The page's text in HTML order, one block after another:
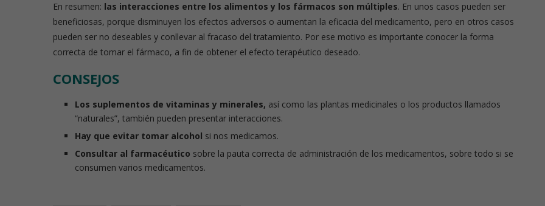
En resumen: las interacciones entre los alimentos y los fármacos son múltiples. En unos casos pueden ser
beneficiosas, porque disminuyen los efectos adversos o aumentan la eficacia del medicamento, pero en otros casos
pueden ser no deseables y conllevar al fracaso del tratamiento. Por ese motivo es importante conocer la forma
correcta de tomar el fármaco, a fin de obtener el efecto terapéutico deseado.
CONSEJOS
Los suplementos de vitaminas y minerales, así como las plantas medicinales o los productos llamados
“naturales”, también pueden presentar interacciones.
Hay que evitar tomar alcohol si nos medicamos.
Consultar al farmacéutico sobre la pauta correcta de administración de los medicamentos, sobre todo si se
consumen varios medicamentos.